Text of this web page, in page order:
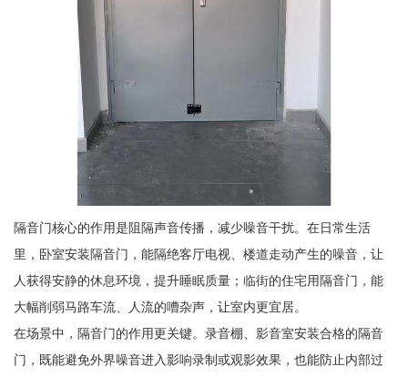
隔音门核心的作用是阻隔声音传播，减少噪音干扰。在日常生活
里，卧室安装隔音门，能隔绝客厅电视、楼道走动产生的噪音，让
人获得安静的休息环境，提升睡眠质量；临街的住宅用隔音门，能
大幅削弱马路车流、人流的嘈杂声，让室内更宜居。
在场景中，隔音门的作用更关键。录音棚、影音室安装合格的隔音
门，既能避免外界噪音进入影响录制或观影效果，也能防止内部过